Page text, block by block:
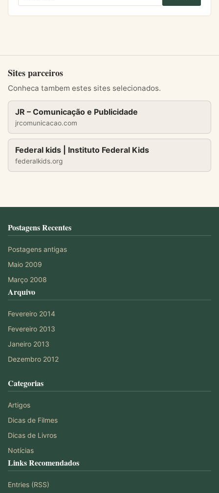
Sites parceiros
Conheca tambem estes sites selecionados.
JR – Comunicação e Publicidade
jrcomunicacao.com
Federal kids | Instituto Federal Kids
federalkids.org
Postagens Recentes
Postagens antigas
Maio 2009
Março 2008
Arquivo
Fevereiro 2014
Fevereiro 2013
Janeiro 2013
Dezembro 2012
Categorias
Artigos
Dicas de Filmes
Dicas de Livros
Notícias
Links Recomendados
Entries (RSS)